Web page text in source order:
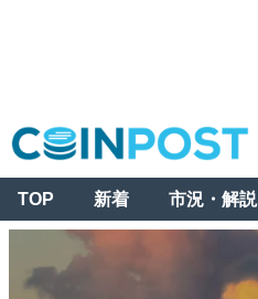
TOP 新着 市況・解説